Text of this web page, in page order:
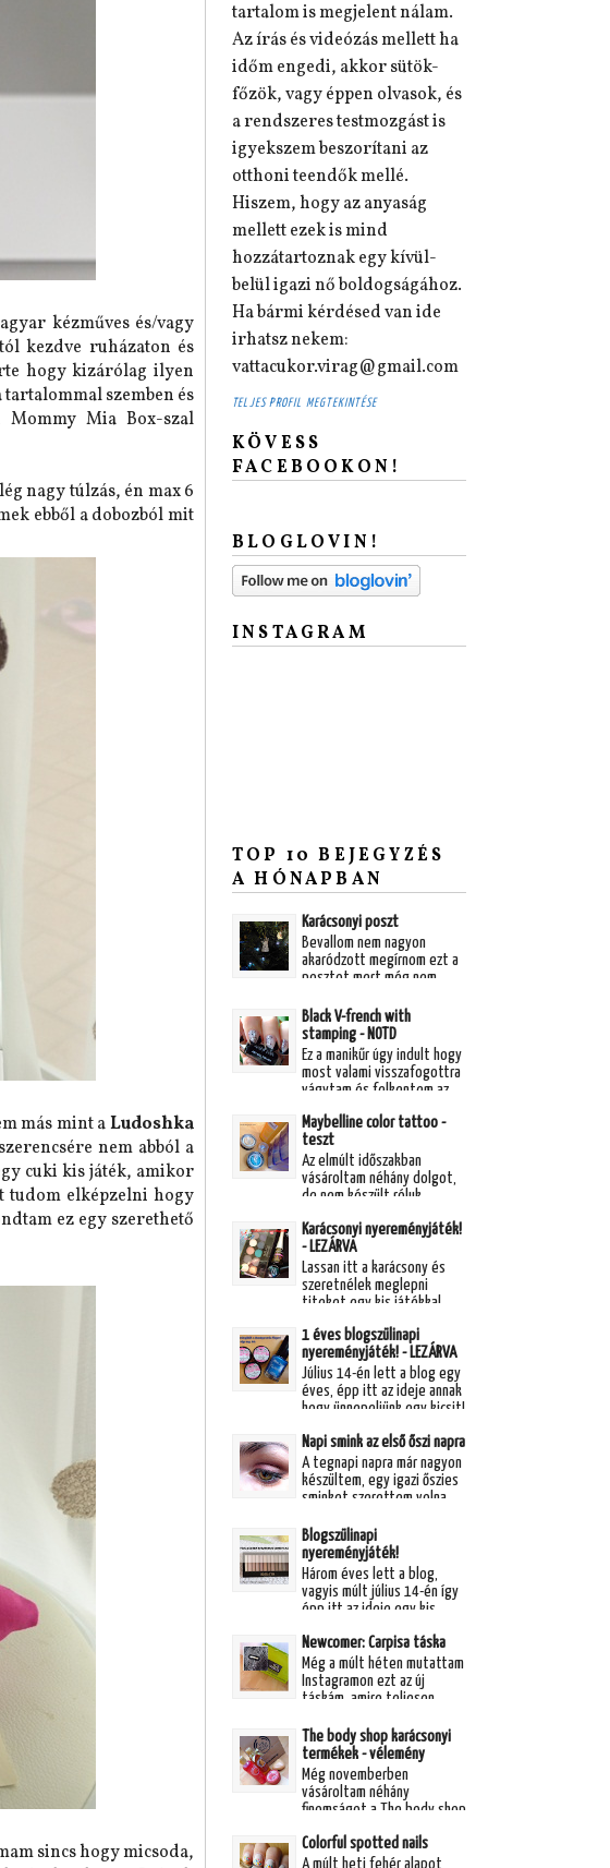
kézműves és/vagy
kezdve ruházaton és
hogy kizárólag ilyen
szemben és
Mia Box-szal
nagy túlzás, én max 6
ebből a dobozból mit
más mint aLudoshka
nem abból a
cuki kis játék, amikor
tudom elképzelni hogy
ez egy szerethető
sincs hogy micsoda,
tartalom is megjelent nálam.
Az írás és videózás mellett ha
időm engedi, akkor sütök-
főzök, vagy éppen olvasok, és
a rendszeres testmozgást is
igyekszem beszorítani az
otthoni teendők mellé.
Hiszem, hogy az anyaság
mellett ezek is mind
hozzátartoznak egy kívül-
belül igazi nő boldogságához.
Ha bármi kérdésed van ide
irhatsz nekem:
vattacukor.virag@gmail.com
TELJES PROFIL MEGTEKINTÉSE
KÖVESS
FACEBOOKON!
BLOGLOVIN!
INSTAGRAM
TOP 10 BEJEGYZÉS
A HÓNAPBAN
Karácsonyi poszt
Bevallom nem nagyon
akaródzott megírnom ezt a
posztot mert még nem
karácsonyt, még nem
akarom lezárni! ...
Black V-french with
stamping - NOTD
Ez a manikűr úgy indult hogy
most valami visszafogottra
vágytam és felkentem az
Mystic mermaid-et. Másnap
regg...
Maybelline color tattoo -
teszt
Az elmúlt időszakban
vásároltam néhány dolgot,
de nem készült róluk
mert a körömdíszeket
manikűrben majd úgyis
fogj...
Karácsonyi nyereményjáték!
- LEZÁRVA
Lassan itt a karácsony és
szeretnélek meglepni
titeket egy kis játékkal,
pár nap még szentestéig :)
Igyekezte...
1 éves blogszülinapi
nyereményjáték! - LEZÁRVA
Július 14-én lett a blog egy
éves, épp itt az ideje annak
hogy ünnepeljünk egy kicsit!
alkalomra megleptem
magam va...
Napi smink az első őszi napra
A tegnapi napra már nagyon
készültem, egy igazi őszies
sminket szerettem volna
őszies napjára. Azt hiszem
siker...
Blogszülinapi
nyereményjáték!
Három éves lett a blog,
vagyis múlt július 14-én így
épp itt az ideje egy kis
senkinek sem kell
bemutatni ez...
Newcomer: Carpisa táska
Még a múlt héten mutattam
Instagramon ezt az új
táskám, amire teljesen
akartam igazából táskát
venni, de ha már s...
The body shop karácsonyi
termékek - vélemény
Még novemberben
vásároltam néhány
finomságot a The body shop
mivel egyre aktuálisabba
téma így írok róluk egy r...
Colorful spotted nails
A múlt heti fehér alapot